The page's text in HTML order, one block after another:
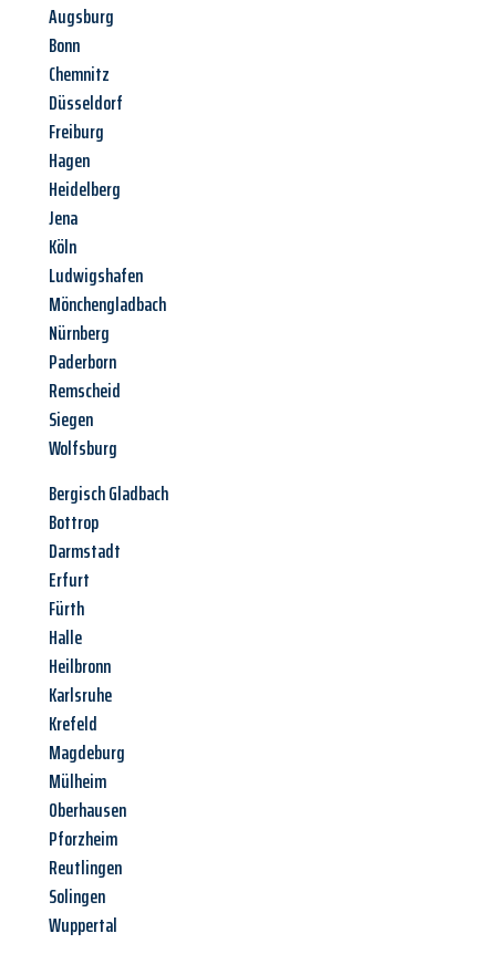
Augsburg
Bonn
Chemnitz
Düsseldorf
Freiburg
Hagen
Heidelberg
Jena
Köln
Ludwigshafen
Mönchengladbach
Nürnberg
Paderborn
Remscheid
Siegen
Wolfsburg
Bergisch Gladbach
Bottrop
Darmstadt
Erfurt
Fürth
Halle
Heilbronn
Karlsruhe
Krefeld
Magdeburg
Mülheim
Oberhausen
Pforzheim
Reutlingen
Solingen
Wuppertal